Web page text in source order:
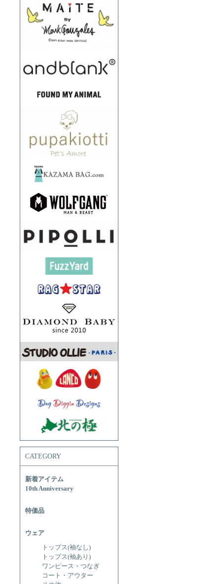
CATEGORY
新着アイテム
10th Anniversary
特価品
ウェア
トップス(袖なし)
トップス(袖あり)
ワンピース・つなぎ
コート・アウター